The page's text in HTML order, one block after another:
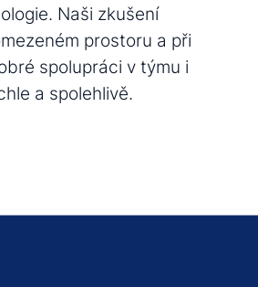
Naši zkušení
prostoru a při
spolupráci v týmu i
a spolehlivě.